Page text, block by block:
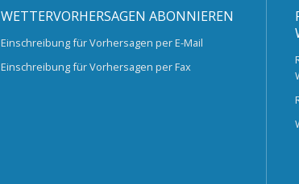
WETTERVORHERSAGEN ABONNIEREN
Einschreibung für Vorhersagen per E-Mail
Einschreibung für Vorhersagen per Fax